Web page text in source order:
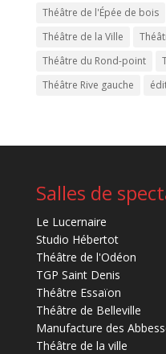
Théâtre de l'Épée de bois
Théâtre de la Ville
Théâtre du Rond-point
Théâtre Rive gauche
Salles de
Le Lucernaire
Studio Hébertot
Théâtre de l'Odéon
TGP Saint Denis
Théâtre Essaïon
Théâtre de Belleville
Manufacture des
Théâtre de la ville